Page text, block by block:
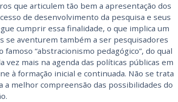
que articulem tão bem a apresentação dos
de desenvolvimento da pesquisa e seus
cumprir essa finalidade, o que implica um
se aventurem também a ser pesquisadores
“abstracionismo pedagógico”, do qual
vez mais na agenda das políticas públicas em
à formação inicial e continuada. Não se trata
a melhor compreensão das possibilidades do